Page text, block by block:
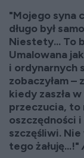
"Mojego syna
długo był
Niestety... To
Umalowana
i ordynarnych
zobaczyłam –
kiedy zaszła w
przeczucia, to
oszczędności
szczęśliwi.
tego żałuję...!"